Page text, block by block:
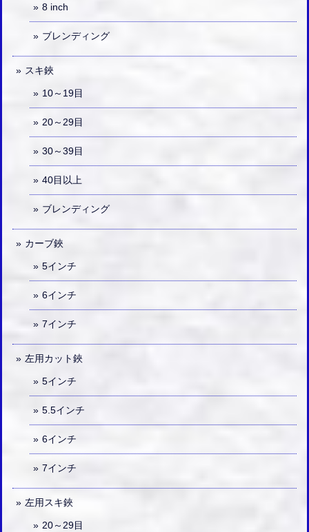
8 inch
ブレンディング
スキ鋏
10～19目
20～29目
30～39目
40目以上
ブレンディング
カーブ鋏
5インチ
6インチ
7インチ
左用カット鋏
5インチ
5.5インチ
6インチ
7インチ
左用スキ鋏
20～29目